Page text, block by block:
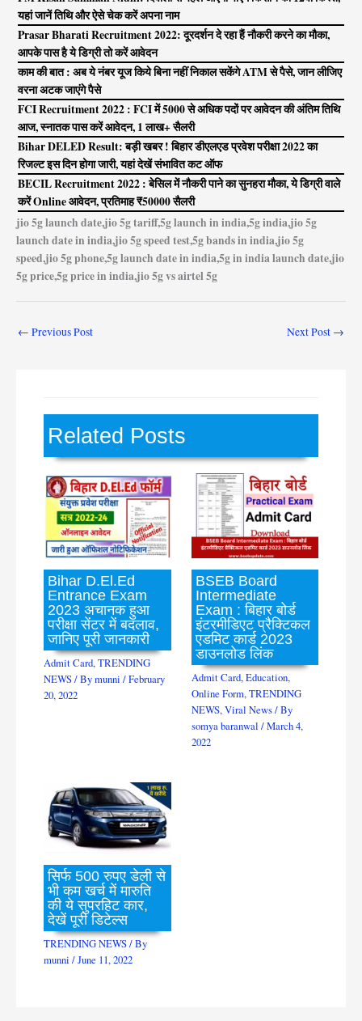
यहां जानें तिथि और ऐसे चेक करें अपना नाम
Prasar Bharati Recruitment 2022: दूरदर्शन दे रहा हैं नौकरी करने का मौका,
आपके पास है ये डिग्री तो करें आवेदन
काम की बात : अब ये नंबर यूज किये बिना नहीं निकाल सकेंगे ATM से पैसे, जान लीजिए
वरना अटक जाएंगे पैसे
FCI Recruitment 2022 : FCI में 5000 से अधिक पदों पर आवेदन की अंतिम तिथि
आज, स्नातक पास करें आवेदन, 1 लाख+ सैलरी
Bihar DELED Result: बड़ी खबर ! बिहार डीएलएड प्रवेश परीक्षा 2022 का
रिजल्ट इस दिन होगा जारी, यहां देखें संभावित कट ऑफ
BECIL Recruitment 2022 : बेसिल में नौकरी पाने का सुनहरा मौका, ये डिग्री वाले
करें Online आवेदन, प्रतिमाह ₹50000 सैलरी
jio 5g launch date,jio 5g tariff,5g launch in india,5g india,jio 5g
launch date in india,jio 5g speed test,5g bands in india,jio 5g
speed,jio 5g phone,5g launch date in india,5g in india launch date,jio
5g price,5g price in india,jio 5g vs airtel 5g
← Previous Post Next Post →
Related Posts
Bihar D.El.Ed
Entrance Exam
2023 अचानक हुआ
परीक्षा सेंटर में बदलाव,
जानिए पूरी जानकारी
Admit Card,TRENDING
NEWS/ Bymunni/February
20, 2022
BSEB Board
Intermediate
Exam : बिहार बोर्ड
इंटरमीडिएट प्रैक्टिकल
एडमिट कार्ड 2023
डाउनलोड लिंक
Admit Card,Education,
Online Form,TRENDING
NEWS,Viral News/ By
somya baranwal /March 4,
2022
सिर्फ 500 रुपए डेली से
भी कम खर्च में मारुति
की ये सुपरहिट कार,
देखें पूरी डिटेल्स
TRENDING NEWS/ By
munni/June 11, 2022